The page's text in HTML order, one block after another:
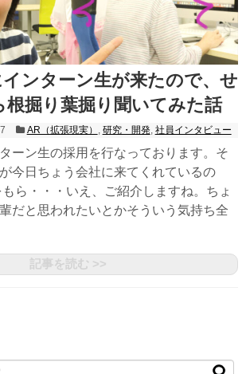
ンターン生が来たので、せ
根掘り葉掘り聞いてみた話
AR（拡張現実） , 研究・開発, 社員インタビュー
ーン生の採用を行なっております。そ
今日ちょう会社に来てくれているの
ら・・・いえ、ご紹介しますね。ちょ
だと思われたいとかそういう気持ち全
記事を読む >>